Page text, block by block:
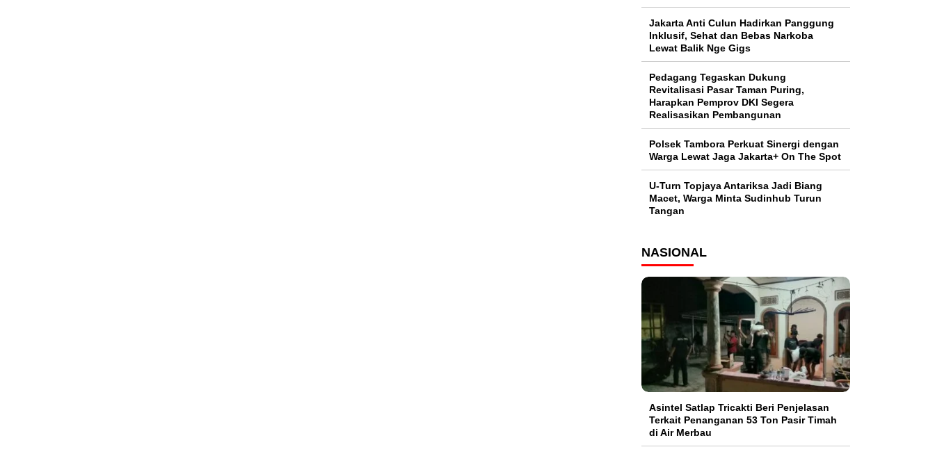
Jakarta Anti Culun Hadirkan Panggung
Inklusif, Sehat dan Bebas Narkoba
Lewat Balik Nge Gigs
Pedagang Tegaskan Dukung
Revitalisasi Pasar Taman Puring,
Harapkan Pemprov DKI Segera
Realisasikan Pembangunan
Polsek Tambora Perkuat Sinergi dengan
Warga Lewat Jaga Jakarta+ On The Spot
U-Turn Topjaya Antariksa Jadi Biang
Macet, Warga Minta Sudinhub Turun
Tangan
NASIONAL
Asintel Satlap Tricakti Beri Penjelasan
Terkait Penanganan 53 Ton Pasir Timah
di Air Merbau